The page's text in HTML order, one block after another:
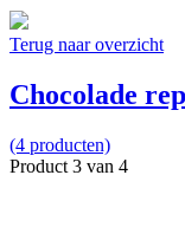
Terug naar overzicht
Chocolade
(4 producten)
Product 3 van 4